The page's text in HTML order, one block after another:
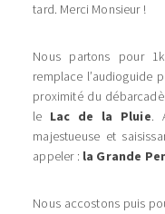
tard. Merci Monsieur !
Nous partons pour
remplace l’audioguide
proximité du
le Lac de la Pluie.
majestueuse et
appeler : la Grande
Nous accostons puis